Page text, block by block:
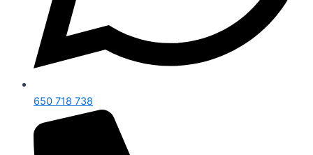
650 718 738